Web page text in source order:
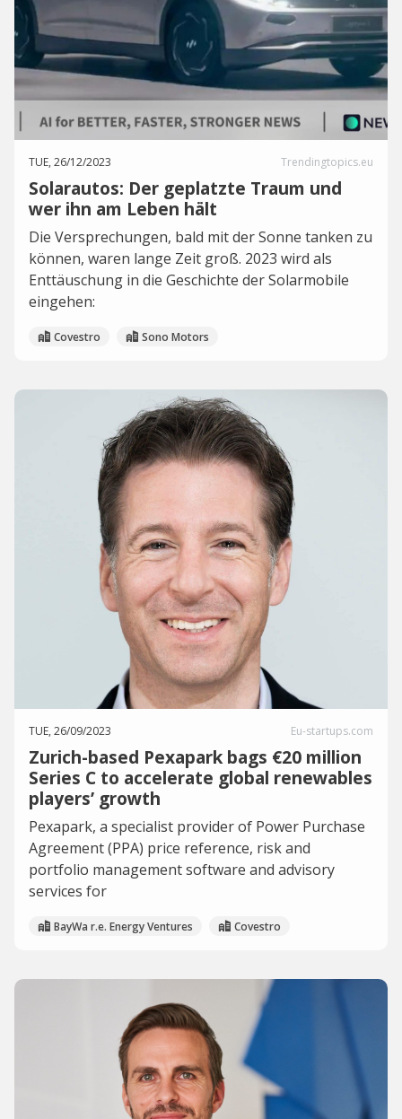
TUE, 26/12/2023 Trendingtopics.eu
Solarautos: Der geplatzte Traum und
wer ihn am Leben hält
Die Versprechungen, bald mit der Sonne tanken zu
können, waren lange Zeit groß. 2023 wird als
Enttäuschung in die Geschichte der Solarmobile
eingehen:
Covestro Sono Motors
TUE, 26/09/2023 Eu-startups.com
Zurich-based Pexapark bags €20 million
Series C to accelerate global renewables
players’ growth
Pexapark, a specialist provider of Power Purchase
Agreement (PPA) price reference, risk and
portfolio management software and advisory
services for
BayWa r.e. Energy Ventures Covestro